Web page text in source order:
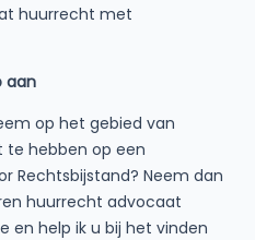
huurrecht met
aan
op het gebied van
hebben op een
Rechtsbijstand? Neem dan
huurrecht advocaat
en help ik u bij het vinden